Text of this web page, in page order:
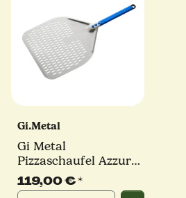
Gi.Metal
Gi Metal
Pizzaschaufel Azzurra
| Ø 36 cm | Stiel 30
cm | eckig
119,00 €*